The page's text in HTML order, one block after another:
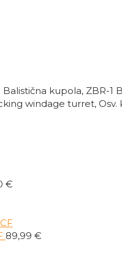
Balistična kupola, ZBR-
windage turret,
€
89,99 €